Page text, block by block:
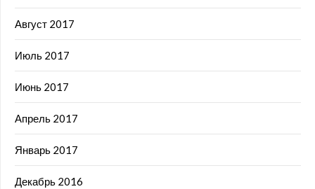
Август 2017
Июль 2017
Июнь 2017
Апрель 2017
Январь 2017
Декабрь 2016